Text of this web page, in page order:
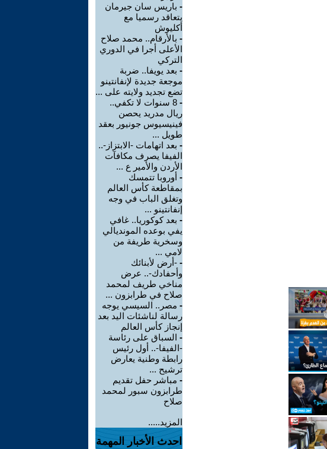
- باريس سان جيرمان
يتعاقد رسميا مع
أكليوش
- بالأرقام.. محمد صلاح
الأعلى أجرا في الدوري
التركي
- بعد يويفا.. ضربة
موجعة جديدة لإنفانتينو
تضع تجديد ولايته على ...
-
8 سنوات لا تكفي..
ريال مدريد يحصن
فينيسيوس جونيور بعقد
طويل ...
- بعد اتهامات -الابتزاز-..
الفيفا يصرف مكافآت
الأردن والأمير ع ...
- أوروبا تتمسك
بمقاطعة كأس العالم
وتغلق الباب في وجه
إنفانتينو ...
- بعد كوكوريا.. غافي
يفي بوعده المونديالي
وسخرية طريفة من
لامي ...
- -أرض لأبنائك
وأحفادك-.. عرض
مناخي طريف لمحمد
صلاح في طرابزون ...
- مصر.. السيسي يوجه
رسالة لناشئات اليد بعد
إنجاز كأس العالم
- السباق على رئاسة
-الفيفا-.. أول رئيس
رابطة وطنية يعارض
ترشيح ...
- مباشر حفل تقديم
طرابزون سبور لمحمد
صلاح
المزيد.....
احدث الأخبار المهمة